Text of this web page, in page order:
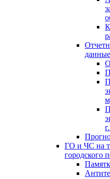
данные
ГО и ЧС на
городского